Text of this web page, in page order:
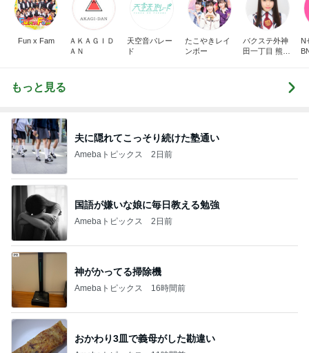
Fun x Fam
ＡＫＡＧＩＤ
ＡＮ
天空音パレー
ド
たこやきレイ
ンボー
バクステ外神
田一丁目 熊本
N
もっと見る
夫に隠れてこっそり続けた塾通い
Amebaトピックス 2日前
国語が嫌いな娘に毎日教える勉強
Amebaトピックス 2日前
神がかってる掃除機
Amebaトピックス 16時間前
おかわり3皿で義母がした勘違い